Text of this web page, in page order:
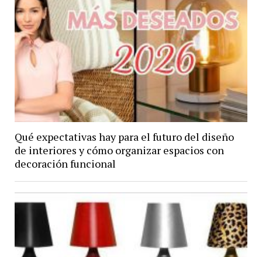
Qué expectativas hay para el futuro del diseño
de interiores y cómo organizar espacios con
decoración funcional